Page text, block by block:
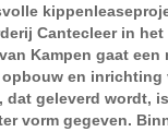
Cantecleer in het
Kampen gaat een
opbouw en inrichting
dat geleverd wordt,
vorm gegeven.